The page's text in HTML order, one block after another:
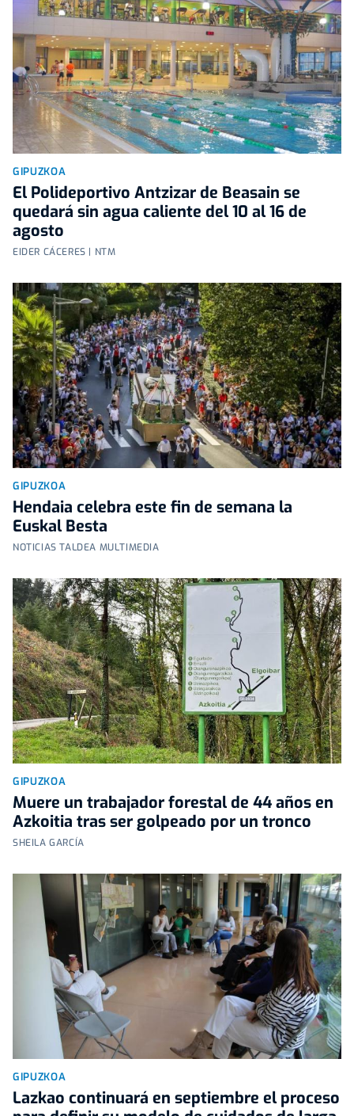
GIPUZKOA
El Polideportivo Antzizar de Beasain se
quedará sin agua caliente del 10 al 16 de
agosto
EIDER CÁCERES | NTM
GIPUZKOA
Hendaia celebra este fin de semana la
Euskal Besta
NOTICIAS TALDEA MULTIMEDIA
GIPUZKOA
Muere un trabajador forestal de 44 años en
Azkoitia tras ser golpeado por un tronco
SHEILA GARCÍA
GIPUZKOA
Lazkao continuará en septiembre el proceso